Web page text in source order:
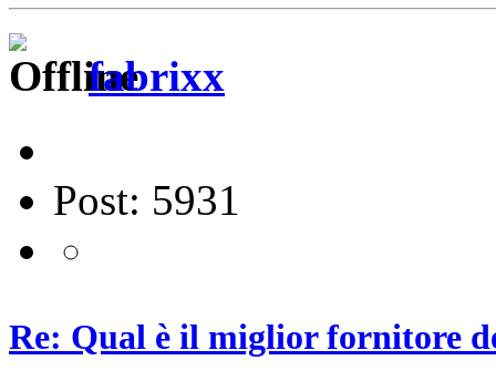
fabrixx
Post: 5931
Re: Qual è il miglior fornitore